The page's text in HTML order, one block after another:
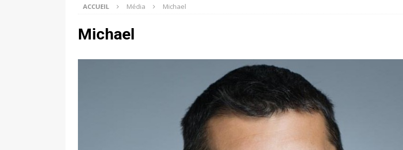
[ 2 juillet 2026 ] Léonard Popa en dialogue avec Rachida Belkacem : « La poésie n’est pas une
mais un territoire vivant, en constante redéfinition »
ARTS
Arnaud Stahl, Marylin – La filmographie : J’ai voulu montrer l’évolution de Marilyn
de sa première apparition aux grands films qui ont fait sa renommée
Interview. Hanen Marouani : « Je cherche à capturer la lumière au milieu des
FEATURED
Alexandra Cretté (Guyane française) : « La poésie est une réponse aux attaques
ACCUEIL Média Michael
Michael